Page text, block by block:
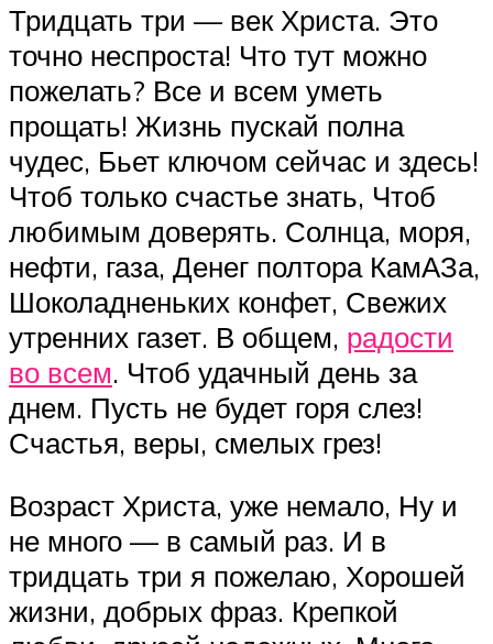
Тридцать три — век Христа. Это
точно неспроста! Что тут можно
пожелать? Все и всем уметь
прощать! Жизнь пускай полна
чудес, Бьет ключом сейчас и здесь!
Чтоб только счастье знать, Чтоб
любимым доверять. Солнца, моря,
нефти, газа, Денег полтора КамАЗа,
Шоколадненьких конфет, Свежих
утренних газет. В общем, радости
во всем. Чтоб удачный день за
днем. Пусть не будет горя слез!
Счастья, веры, смелых грез!
Возраст Христа, уже немало, Ну и
не много — в самый раз. И в
тридцать три я пожелаю, Хорошей
жизни, добрых фраз. Крепкой